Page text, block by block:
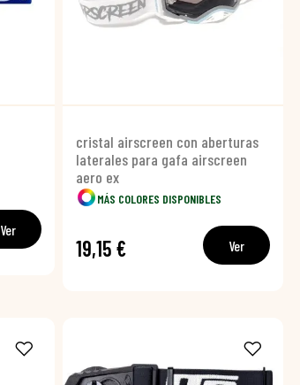
Ver
cristal airscreen con aberturas
laterales para gafa airscreen
aero ex
MÁS COLORES DISPONIBLES
19,15 € Ver